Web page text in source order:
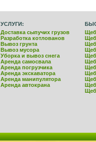
УСЛУГИ:
Доставка сыпучих грузов
Разработка котлованов
Вывоз грунта
Вывоз мусора
Уборка и вывоз снега
Аренда самосвала
Аренда погрузчика
Аренда экскаватора
Аренда манипулятора
Аренда автокрана